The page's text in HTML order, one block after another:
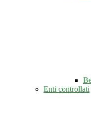
Enti controllati